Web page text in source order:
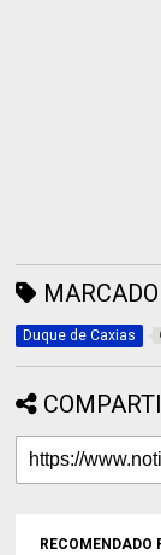
Duque de Caxias
RECOMENDADO